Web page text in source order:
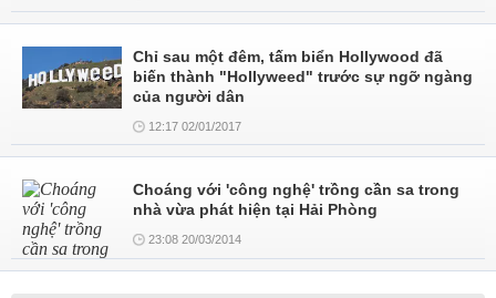
Chỉ sau một đêm, tấm biển Hollywood đã
biến thành "Hollyweed" trước sự ngỡ ngàng
của người dân
12:17 02/01/2017
Choáng với 'công nghệ' trồng cần sa trong
nhà vừa phát hiện tại Hải Phòng
23:08 20/03/2014